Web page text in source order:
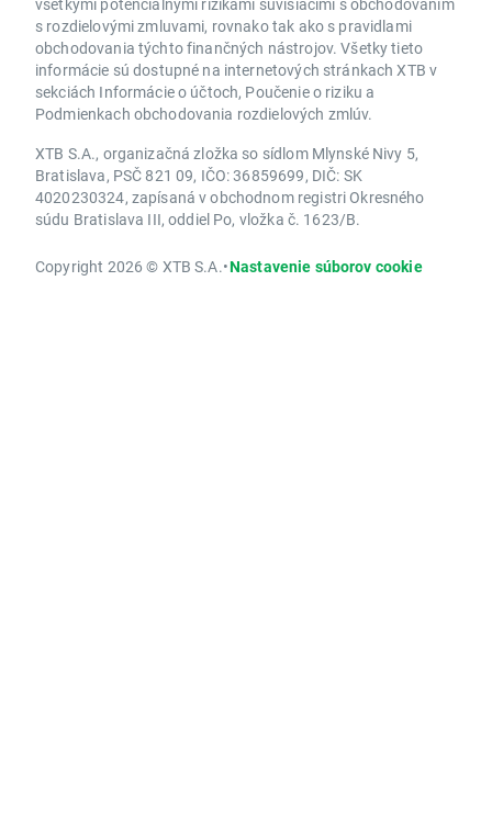
s rozdielovými zmluvami, rovnako tak ako s pravidlami
obchodovania týchto finančných nástrojov. Všetky tieto
informácie sú dostupné na internetových stránkach XTB v
sekciách Informácie o účtoch, Poučenie o riziku a
Podmienkach obchodovania rozdielových zmlúv.
XTB S.A., organizačná zložka so sídlom Mlynské Nivy 5,
Bratislava, PSČ 821 09, IČO: 36859699, DIČ: SK
4020230324, zapísaná v obchodnom registri Okresného
súdu Bratislava III, oddiel Po, vložka č. 1623/B.
Copyright 2026 © XTB S.A.•Nastavenie súborov cookie